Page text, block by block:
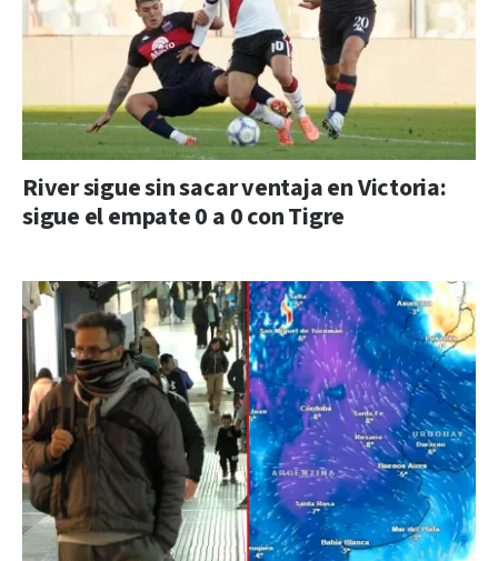
River sigue sin sacar ventaja en Victoria:
sigue el empate 0 a 0 con Tigre